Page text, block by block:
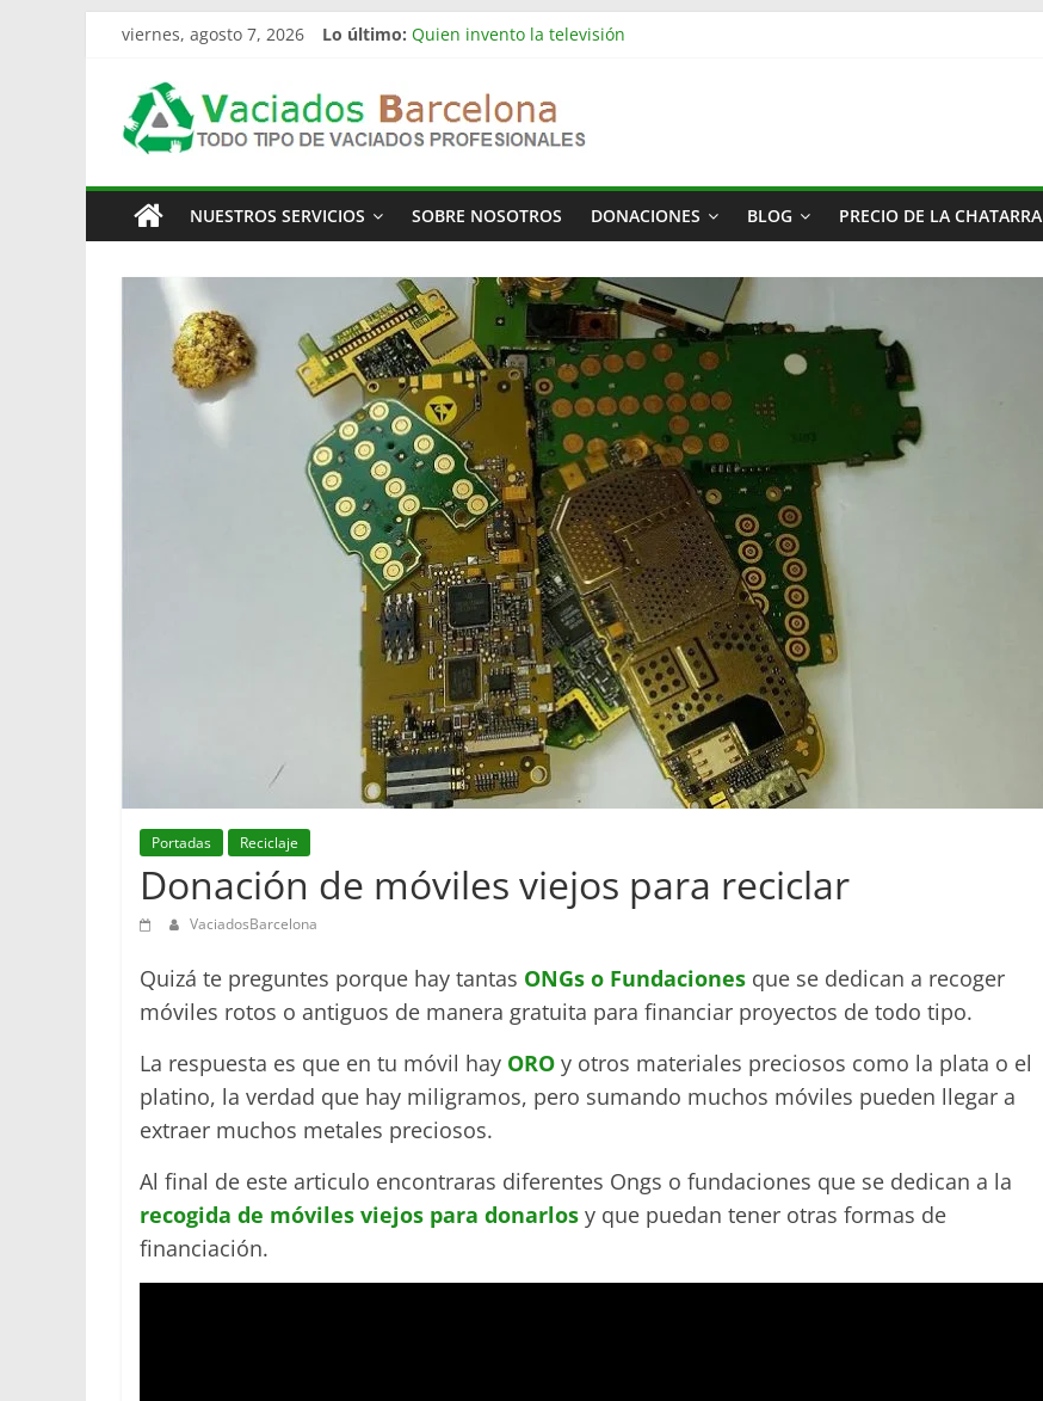
Saltar
contenido
viernes, agosto 7, 2026 Lo último: Quien invento la televisión
Vaciamos Masías: vaciado de pisos, locales, naves y propiedades completas
La televisión más cara del mundo
Vaciado
Pisos
Barcelona
Todo
Vaciados
Barcelona
NUESTROS SERVICIOS SOBRE NOSOTROS DONACIONES BLOG PRECIO DE LA CHATARRA
Portadas Reciclaje
Donación de móviles viejos para reciclar
VaciadosBarcelona
Quizá te preguntes porque hay tantas ONGs o Fundaciones que se dedican a recoger
móviles rotos o antiguos de manera gratuita para financiar proyectos de todo tipo.
La respuesta es que en tu móvil hay ORO y otros materiales preciosos como la plata o el
platino, la verdad que hay miligramos, pero sumando muchos móviles pueden llegar a
extraer muchos metales preciosos.
Al final de este articulo encontraras diferentes Ongs o fundaciones que se dedican a la
recogida de móviles viejos para donarlos y que puedan tener otras formas de
financiación.